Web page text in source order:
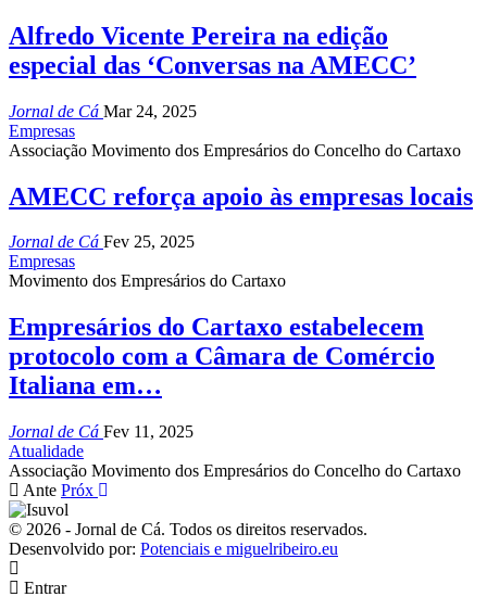
Alfredo Vicente Pereira na edição
especial das ‘Conversas na AMECC’
Jornal de Cá Mar 24, 2025
Empresas
Associação Movimento dos Empresários do Concelho do Cartaxo
AMECC reforça apoio às empresas locais
Jornal de Cá Fev 25, 2025
Empresas
Movimento dos Empresários do Cartaxo
Empresários do Cartaxo estabelecem
protocolo com a Câmara de Comércio
Italiana em…
Jornal de Cá Fev 11, 2025
Atualidade
Associação Movimento dos Empresários do Concelho do Cartaxo
Ante Próx
© 2026 - Jornal de Cá. Todos os direitos reservados.
Desenvolvido por: Potenciais e miguelribeiro.eu
Entrar